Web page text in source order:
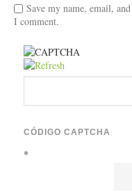
Save my name, email,
I comment.
CÓDIGO CAPTCHA
*